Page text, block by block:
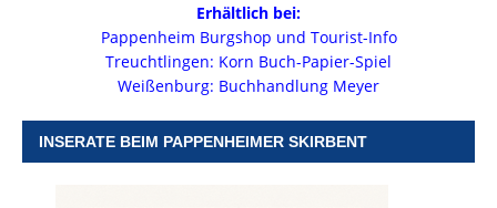
Erhältlich bei:
Pappenheim Burgshop und Tourist-Info
Treuchtlingen: Korn Buch-Papier-Spiel
Weißenburg: Buchhandlung Meyer
INSERATE BEIM PAPPENHEIMER SKIRBENT